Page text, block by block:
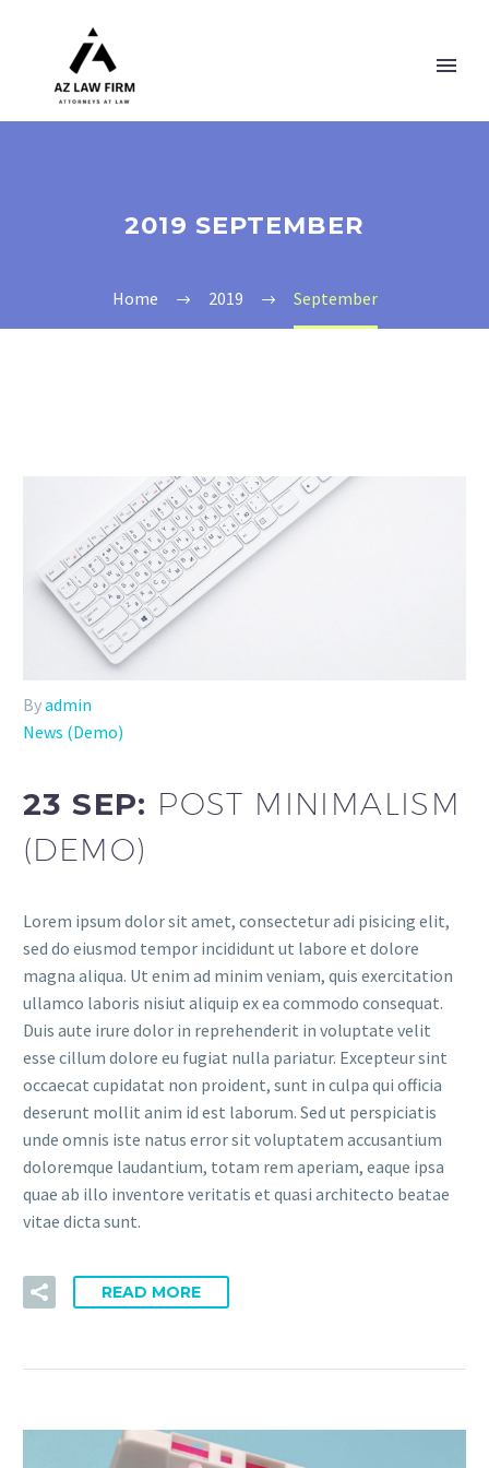
2019 SEPTEMBER
Home 2019 September
Byadmin
News (Demo)
23 SEP: POST MINIMALISM
(DEMO)
Lorem ipsum dolor sit amet, consectetur adi pisicing elit,
sed do eiusmod tempor incididunt ut labore et dolore
magna aliqua. Ut enim ad minim veniam, quis exercitation
ullamco laboris nisiut aliquip ex ea commodo consequat.
Duis aute irure dolor in reprehenderit in voluptate velit
esse cillum dolore eu fugiat nulla pariatur. Excepteur sint
occaecat cupidatat non proident, sunt in culpa qui officia
deserunt mollit anim id est laborum. Sed ut perspiciatis
unde omnis iste natus error sit voluptatem accusantium
doloremque laudantium, totam rem aperiam, eaque ipsa
quae ab illo inventore veritatis et quasi architecto beatae
vitae dicta sunt.
READ MORE